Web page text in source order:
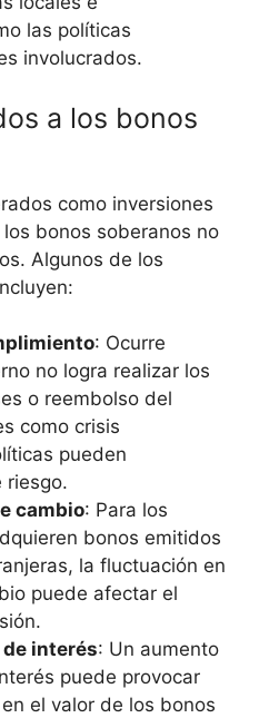
las políticas
involucrados.
a los bonos
como ‍inversiones
bonos soberanos no⁣
⁤Algunos ⁢de‍ los⁢
: Ocurre
no logra realizar ‌los
o reembolso del
como crisis
pueden
riesgo.
⁢cambio: Para los
bonos emitidos
la fluctuación en
puede afectar ‌el
de interés: Un aumento
puede provocar
el valor de los bonos​